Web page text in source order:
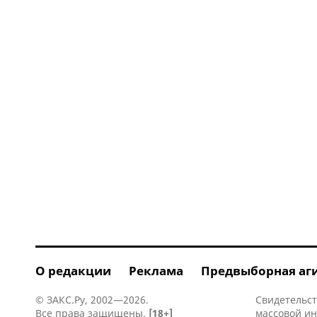
О редакции Реклама Предвыборная
© ЗАКС.Ру, 2002—2026.
Все права защищены. [18+]
массовой